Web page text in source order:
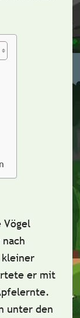
Vögel
er mit
.
unter den